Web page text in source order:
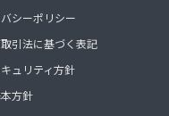
シーポリシー
引法に基づく表記
ュリティ方針
方針